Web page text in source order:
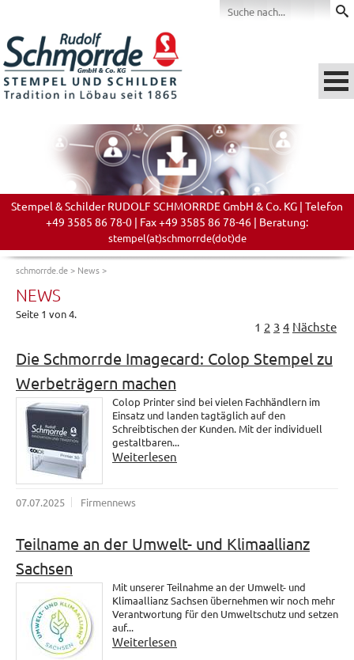
Stempel & Schilder RUDOLF SCHMORRDE GmbH & Co. KG | Telefon
+49 3585 86 78-0 | Fax +49 3585 86 78-46 | Beratung:
stempel(at)schmorrde(dot)de
schmorrde.de> News>
NEWS
Seite 1 von 4.
1 2 3 4 Nächste
Die Schmorrde Imagecard: Colop Stempel zu
Werbeträgern machen
Colop Printer sind bei vielen Fachhändlern im
Einsatz und landen tagtäglich auf den
Schreibtischen der Kunden. Mit der individuell
gestaltbaren...
Weiterlesen
07.07.2025 Firmennews
Teilname an der Umwelt- und Klimaallianz
Sachsen
Mit unserer Teilnahme an der Umwelt- und
Klimaallianz Sachsen übernehmen wir noch mehr
Verantwortung für den Umweltschutz und setzen
auf...
Weiterlesen